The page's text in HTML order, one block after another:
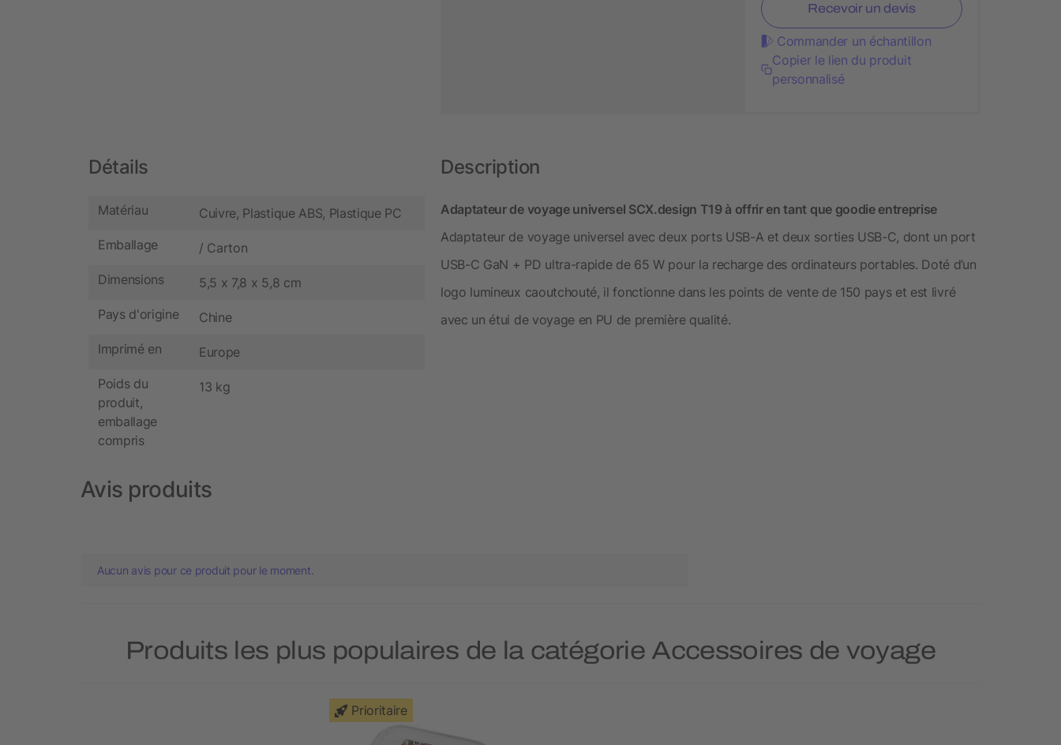
Recevoir un devis
Commander un échantillon
Copier le lien du produit
personnalisé
Détails
Matériau Cuivre, Plastique ABS, Plastique PC
Emballage / Carton
Dimensions 5,5 x 7,8 x 5,8 cm
Pays d'origine Chine
Imprimé en Europe
Poids du
produit,
emballage
compris
13 kg
Description
Adaptateur de voyage universel SCX.design T19 à offrir en tant que goodie entreprise
Adaptateur de voyage universel avec deux ports USB-A et deux sorties USB-C, dont un port
USB-C GaN + PD ultra-rapide de 65 W pour la recharge des ordinateurs portables. Doté d’un
logo lumineux caoutchouté, il fonctionne dans les points de vente de 150 pays et est livré
avec un étui de voyage en PU de première qualité.
Avis produits
Aucun avis pour ce produit pour le moment.
Produits les plus populaires de la catégorie Accessoires de voyage
Prioritaire